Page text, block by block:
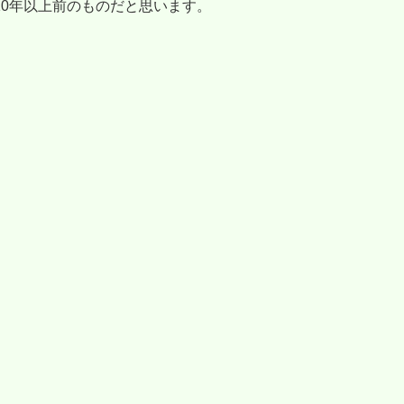
以上前のものだと思います。